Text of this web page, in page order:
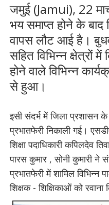
जमुई (Jamui), 22
भय समाप्त होने के बाद
वापस लौट आई है।
सहित विभिन्न क्षेत्रों
होने वाले विभिन्न
से हुआ।
इसी संदर्भ में जिला प्रशासन
प्रभातफेरी निकाली गई।
शिक्षा पदाधिकारी कपिलदेव
पारस कुमार , सोनी कुमारी
प्रभातफेरी में शामिल विभिन्न
शिक्षक - शिक्षिकाओं को रवाना